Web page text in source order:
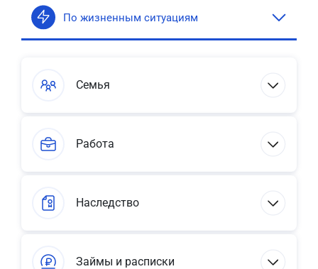
По жизненным ситуациям
Семья
Работа
Наследство
Займы и расписки